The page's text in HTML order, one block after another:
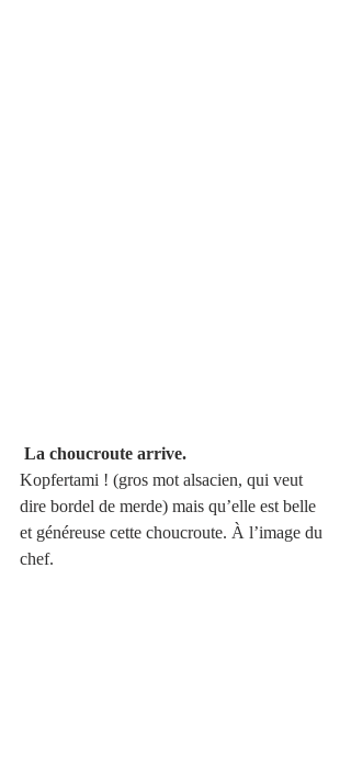
La choucroute arrive.
Kopfertami ! (gros mot alsacien, qui veut
dire bordel de merde) mais qu’elle est belle
et généreuse cette choucroute. À l’image du
chef.